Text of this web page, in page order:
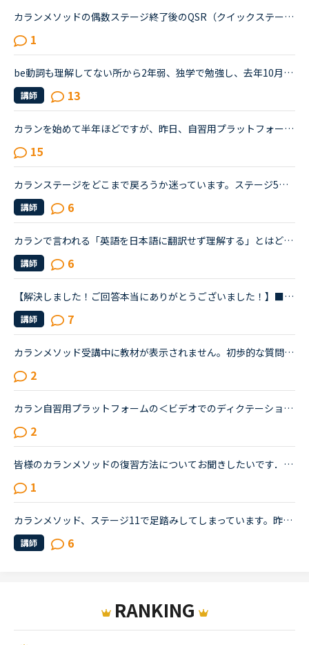
カランメソッドの偶数ステージ終了後のQSR（クイックステージリビジョン）について、お尋ねします。いま、ステージ６の終盤に来ていて、来週末ごろからFSRに入りそうです。ステージ５ではFSRも結構時間がかかった...
1
be動詞も理解してない所から2年弱、独学で勉強し、去年10月からネイティブキャンプを始めました。ネイティブキャンプも4ヶ月位までは頑張っていたのですが、最近は週に3回ほどになりカランメソッドだけを受講して...
講師 13
カランを始めて半年ほどですが、昨日、自習用プラットフォーム (Callan Student Practice Area)を使ってみたところ、とっても良かったので、こちらでシェアさせて頂きます (^^)質問＆回答をやってみたのですが、...
15
カランステージをどこまで戻ろうか迷っています。ステージ5を受講していましたが、今年6月を最後に、復習の時間がとれなくて辛くなったため、カランを中断していました。ステージ5ではシャドーイングで講師につい...
講師 6
カランで言われる「英語を日本語に翻訳せず理解する」とはどういうことですか？私自身はカラン1からはじめ、今はカラン5に入ったところです。聞きたいのは●英語のまま理解できているのか？日本語に翻訳してしまっ...
講師 6
【解決しました！ご回答本当にありがとうございました！】■効果的なカランレッスンの進め方について2020年1月からネイティブキャンプを始め、現在カランレッスンはステージ4の全復習直前段階です。毎回どうしても...
講師 7
カランメソッド受講中に教材が表示されません。初歩的な質問で大変申し訳ありません。パソコン受講で教材は持っていません。カランメソッドをはじめて７回目です。今日はじめてリーディングパートを受けました。H...
2
カラン自習用プラットフォームの＜ビデオでのディクテーション（書き取り練習）＞をカウンセラーさんから紹介して頂きました。 <a href="https://nativecamp.net/callan/platform" target="_blank">https://nativecamp.net/callan/platform</a> 自習用のプラットフォームはすでに使ってい...
2
皆様のカランメソッドの復習方法についてお聞きしたいです．私は1か月ほど前からカランメソッドを開始しました．現在ステージ2の中盤です．私の復習方法はレッスン終了後にそのレッスンでやった部分の音読をしま...
1
カランメソッド、ステージ11で足踏みしてしまっています。昨年9月にステージ3からはじめたカランで、ステージ9くらいから難しさを感じるようになりました。勢いでビジネスカランも終え、ただいまステージ11の終盤...
講師 6
RANKING